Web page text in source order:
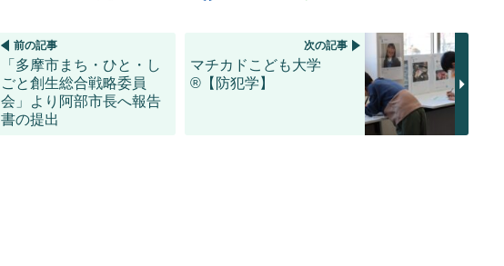
前の記事
「多摩市まち・ひと・し
ごと創生総合戦略委員
会」より阿部市長へ報告
書の提出
次の記事
マチカドこども大学
®【防犯学】